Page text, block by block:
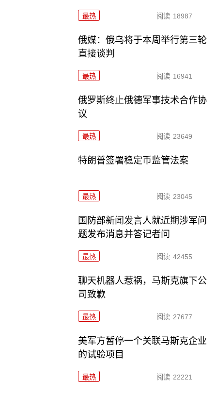
最热 阅读 18987
俄媒：俄乌将于本周举行第三轮
直接谈判
最热 阅读 16941
俄罗斯终止俄德军事技术合作协
议
最热 阅读 23649
特朗普签署稳定币监管法案
最热 阅读 23045
国防部新闻发言人就近期涉军问
题发布消息并答记者问
最热 阅读 42455
聊天机器人惹祸，马斯克旗下公
司致歉
最热 阅读 27677
美军方暂停一个关联马斯克企业
的试验项目
最热 阅读 22221